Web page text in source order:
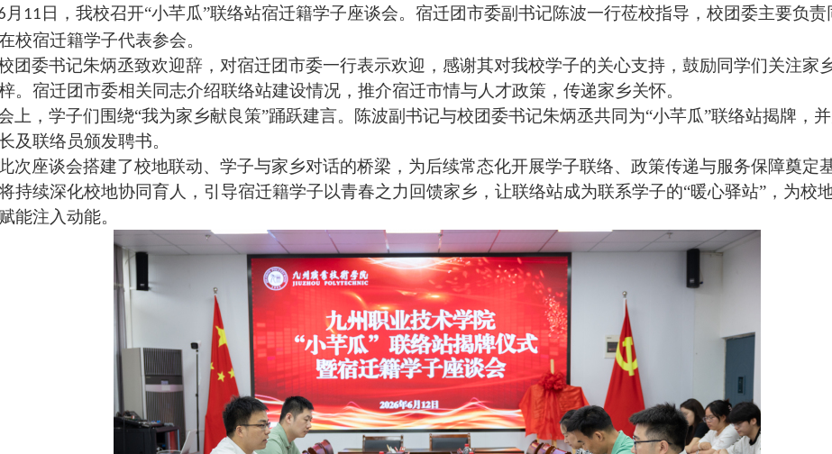
月 11 日，我校召开“小芊瓜”联络站宿迁籍学子座谈会。宿迁团市委副书记陈波一行莅校指导，校团委主要负责
校宿迁籍学子代表参会。
团委书记朱炳丞致欢迎辞，对宿迁团市委一行表示欢迎，感谢其对我校学子的关心支持，鼓励同学们关注家
。宿迁团市委相关同志介绍联络站建设情况，推介宿迁市情与人才政策，传递家乡关怀。
上，学子们围绕“我为家乡献良策”踊跃建言。陈波副书记与校团委书记朱炳丞共同为“小芊瓜”联络站揭牌，
及联络员颁发聘书。
次座谈会搭建了校地联动、学子与家乡对话的桥梁，为后续常态化开展学子联络、政策传递与服务保障奠定
持续深化校地协同育人，引导宿迁籍学子以青春之力回馈家乡，让联络站成为联系学子的“暖心驿站”，为校
能注入动能。